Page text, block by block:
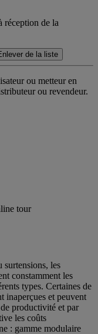
réception de la
de la liste
ou metteur en
ou revendeur.
tour
surtensions, les
constamment les
types. Certaines de
inaperçues et peuvent
productivité et par
les coûts
: gamme modulaire